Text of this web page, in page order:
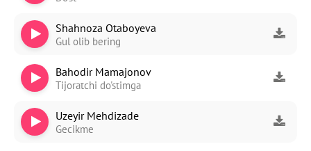
Shahnoza Otaboyeva
Gul olib bering
Bahodir Mamajonov
Tijoratchi do'stimga
Uzeyir Mehdizade
Gecikme